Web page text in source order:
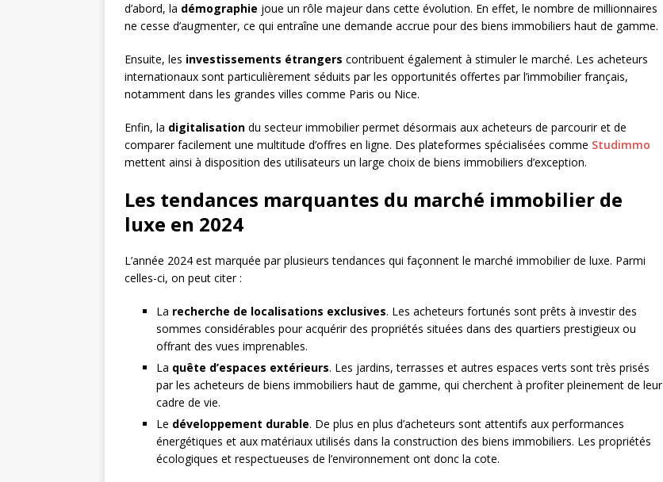
d’abord, la démographie joue un rôle majeur dans cette évolution. En effet, le nombre de millionnaires
ne cesse d’augmenter, ce qui entraîne une demande accrue pour des biens immobiliers haut de gamme.
Ensuite, les investissements étrangers contribuent également à stimuler le marché. Les acheteurs
internationaux sont particulièrement séduits par les opportunités offertes par l’immobilier français,
notamment dans les grandes villes comme Paris ou Nice.
Enfin, la digitalisation du secteur immobilier permet désormais aux acheteurs de parcourir et de
comparer facilement une multitude d’offres en ligne. Des plateformes spécialisées comme Studimmo
mettent ainsi à disposition des utilisateurs un large choix de biens immobiliers d’exception.
Les tendances marquantes du marché immobilier de
luxe en 2024
L’année 2024 est marquée par plusieurs tendances qui façonnent le marché immobilier de luxe. Parmi
celles-ci, on peut citer :
La recherche de localisations exclusives. Les acheteurs fortunés sont prêts à investir des
sommes considérables pour acquérir des propriétés situées dans des quartiers prestigieux ou
offrant des vues imprenables.
La quête d’espaces extérieurs. Les jardins, terrasses et autres espaces verts sont très prisés
par les acheteurs de biens immobiliers haut de gamme, qui cherchent à profiter pleinement de leur
cadre de vie.
Le développement durable. De plus en plus d’acheteurs sont attentifs aux performances
énergétiques et aux matériaux utilisés dans la construction des biens immobiliers. Les propriétés
écologiques et respectueuses de l’environnement ont donc la cote.